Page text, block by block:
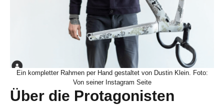
Ein kompletter Rahmen per Hand gestaltet von Dustin Klein. Foto:
Von seiner Instagram Seite
Über die Protagonisten